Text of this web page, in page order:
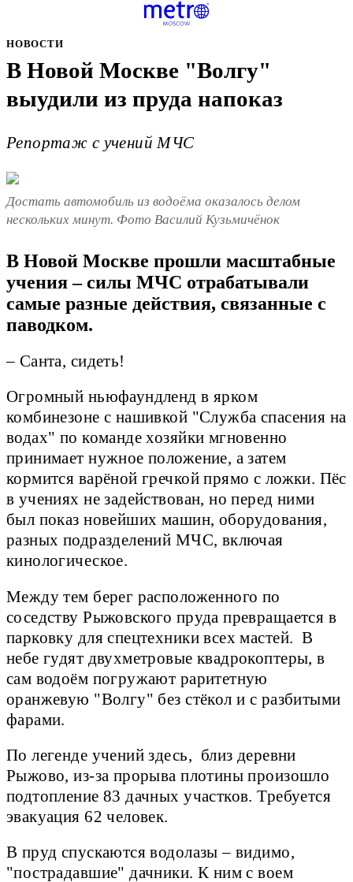
НОВОСТИ
В Новой Москве "Волгу"
выудили из пруда напоказ
Репортаж с учений МЧС
Достать автомобиль из водоёма оказалось делом
нескольких минут. Фото Василий Кузьмичёнок
В Новой Москве прошли масштабные
учения – силы МЧС отрабатывали
самые разные действия, связанные с
паводком.
– Санта, сидеть!
Огромный ньюфаундленд в ярком
комбинезоне с нашивкой "Служба спасения на
водах" по команде хозяйки мгновенно
принимает нужное положение, а затем
кормится варёной гречкой прямо с ложки. Пёс
в учениях не задействован, но перед ними
был показ новейших машин, оборудования,
разных подразделений МЧС, включая
кинологическое.
Между тем берег расположенного по
соседству Рыжовского пруда превращается в
парковку для спецтехники всех мастей. В
небе гудят двухметровые квадрокоптеры, в
сам водоём погружают раритетную
оранжевую "Волгу" без стёкол и с разбитыми
фарами.
По легенде учений здесь, близ деревни
Рыжово, из-за прорыва плотины произошло
подтопление 83 дачных участков. Требуется
эвакуация 62 человек.
В пруд спускаются водолазы – видимо,
"пострадавшие" дачники. К ним с воем